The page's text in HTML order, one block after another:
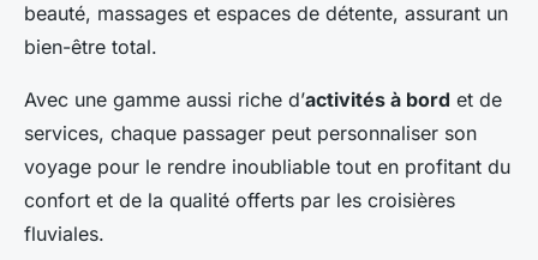
beauté, massages et espaces de détente, assurant un
bien-être total.
Avec une gamme aussi riche d’activités à bord et de
services, chaque passager peut personnaliser son
voyage pour le rendre inoubliable tout en profitant du
confort et de la qualité offerts par les croisières
fluviales.